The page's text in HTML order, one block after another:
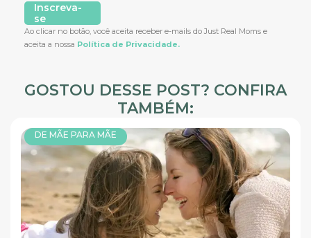
Inscreva-
se
Ao clicar no botão, você aceita receber e-mails do Just Real Moms e
aceita a nossa Política de Privacidade.
GOSTOU DESSE POST? CONFIRA
TAMBÉM:
DE MÃE PARA MÃE